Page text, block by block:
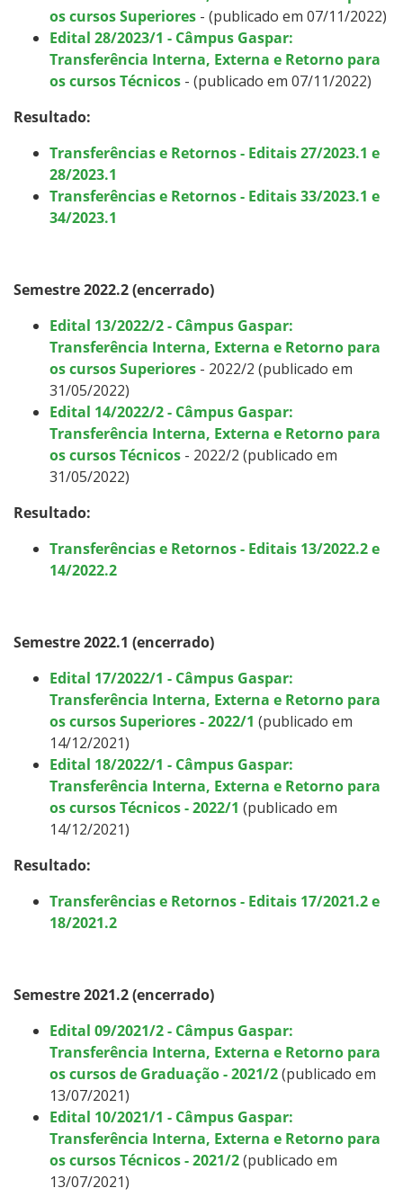
os cursos Superiores - (publicado em 07/11/2022)
Edital 28/2023/1 - Câmpus Gaspar:
Transferência Interna, Externa e Retorno para
os cursos Técnicos - (publicado em 07/11/2022)
Resultado:
Transferências e Retornos - Editais 27/2023.1 e
28/2023.1
Transferências e Retornos - Editais 33/2023.1 e
34/2023.1
Semestre 2022.2(encerrado)
Edital 13/2022/2 - Câmpus Gaspar:
Transferência Interna, Externa e Retorno para
os cursos Superiores - 2022/2 (publicado em
31/05/2022)
Edital 14/2022/2 - Câmpus Gaspar:
Transferência Interna, Externa e Retorno para
os cursos Técnicos - 2022/2 (publicado em
31/05/2022)
Resultado:
Transferências e Retornos - Editais 13/2022.2 e
14/2022.2
Semestre 2022.1 (encerrado)
Edital 17/2022/1 - Câmpus Gaspar:
Transferência Interna, Externa e Retorno para
os cursos Superiores - 2022/1 (publicado em
14/12/2021)
Edital 18/2022/1 - Câmpus Gaspar:
Transferência Interna, Externa e Retorno para
os cursos Técnicos - 2022/1 (publicado em
14/12/2021)
Resultado:
Transferências e Retornos - Editais 17/2021.2 e
18/2021.2
Semestre 2021.2 (encerrado)
Edital 09/2021/2 - Câmpus Gaspar:
Transferência Interna, Externa e Retorno para
os cursos de Graduação - 2021/2(publicado em
13/07/2021)
Edital 10/2021/1 - Câmpus Gaspar:
Transferência Interna, Externa e Retorno para
os cursos Técnicos - 2021/2(publicado em
13/07/2021)